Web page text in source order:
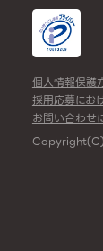
個人情報保護
採用応募にお
お問い合わせ